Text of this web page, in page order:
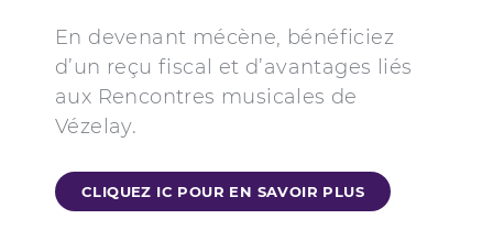
En devenant mécène, bénéficiez
d’un reçu fiscal et d’avantages liés
aux Rencontres musicales de
Vézelay.
CLIQUEZ IC POUR EN SAVOIR PLUS